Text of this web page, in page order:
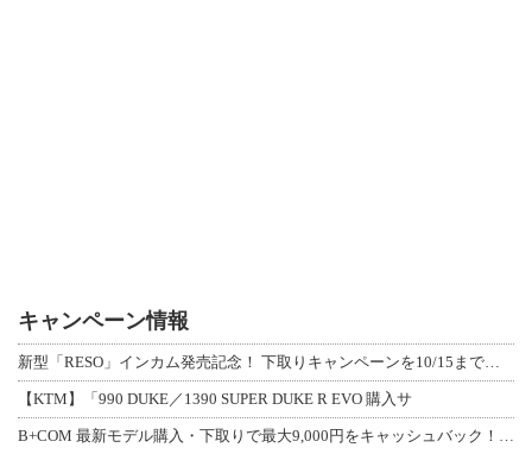
キャンペーン情報
新型「RESO」インカム発売記念！ 下取りキャンペーンを10/15まで延長して開
【KTM】「990 DUKE／1390 SUPER DUKE R EVO 購入サ
B+COM 最新モデル購入・下取りで最大9,000円をキャッシュバック！「B+F